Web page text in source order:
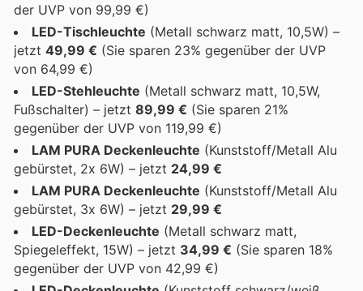
der UVP von 99,99 €)
LED-Tischleuchte (Metall schwarz matt, 10,5W) –
jetzt 49,99 € (Sie sparen 23% gegenüber der UVP
von 64,99 €)
LED-Stehleuchte (Metall schwarz matt, 10,5W,
Fußschalter) – jetzt 89,99 € (Sie sparen 21%
gegenüber der UVP von 119,99 €)
LAM PURA Deckenleuchte (Kunststoff/Metall Alu
gebürstet, 2x 6W) – jetzt 24,99 €
LAM PURA Deckenleuchte (Kunststoff/Metall Alu
gebürstet, 3x 6W) – jetzt 29,99 €
LED-Deckenleuchte (Metall schwarz matt,
Spiegeleffekt, 15W) – jetzt 34,99 € (Sie sparen 18%
gegenüber der UVP von 42,99 €)